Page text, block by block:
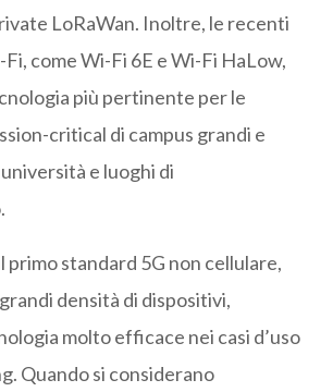
LoRaWan. Inoltre, le recenti
come Wi-Fi 6E e Wi-Fi HaLow,
più pertinente per le
critical di campus grandi e
e luoghi di
primo standard 5G non cellulare,
densità di dispositivi,
molto efficace nei casi d’uso
Quando si considerano